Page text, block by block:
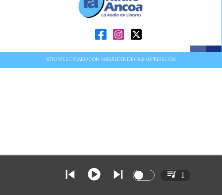
SITIO WEB CREADO CON MSBUILDER DE CMS-MSPRESS.COM
1